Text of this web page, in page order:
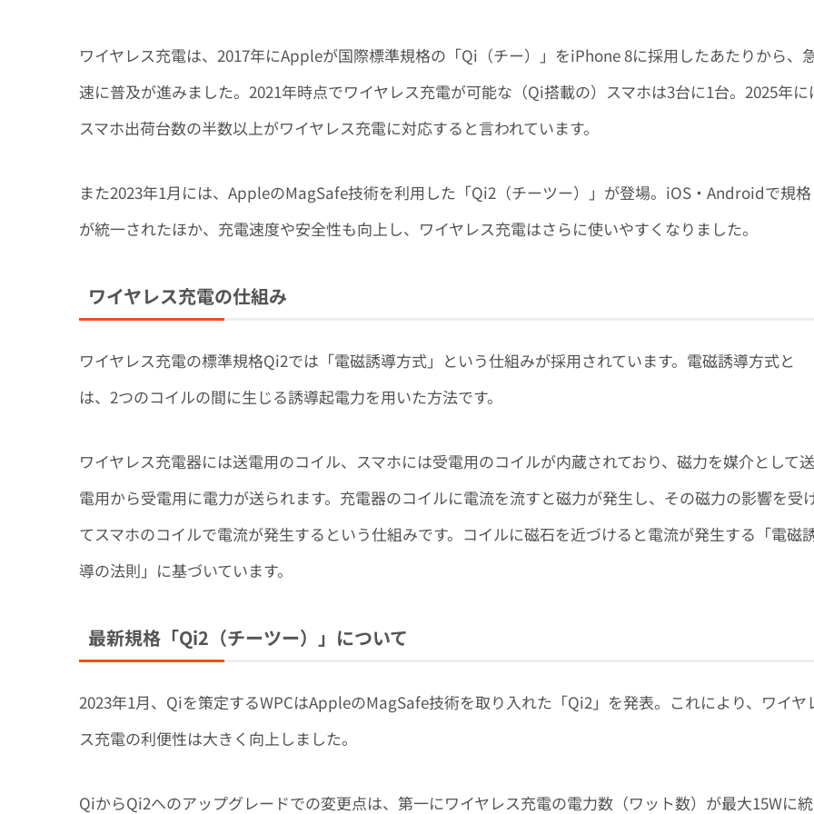
ワイヤレス充電は、2017年にAppleが国際標準規格の「Qi（チー）」をiPhone 8に採用したあたりから、
速に普及が進みました。2021年時点でワイヤレス充電が可能な（Qi搭載の）スマホは3台に1台。2025年に
スマホ出荷台数の半数以上がワイヤレス充電に対応すると言われています。
また2023年1月には、AppleのMagSafe技術を利用した「Qi2（チーツー）」が登場。iOS・Androidで規格
が統一されたほか、充電速度や安全性も向上し、ワイヤレス充電はさらに使いやすくなりました。
ワイヤレス充電の仕組み
ワイヤレス充電の標準規格Qi2では「電磁誘導方式」という仕組みが採用されています。電磁誘導方式と
は、2つのコイルの間に生じる誘導起電力を用いた方法です。
ワイヤレス充電器には送電用のコイル、スマホには受電用のコイルが内蔵されており、磁力を媒介として送
電用から受電用に電力が送られます。充電器のコイルに電流を流すと磁力が発生し、その磁力の影響を受
てスマホのコイルで電流が発生するという仕組みです。コイルに磁石を近づけると電流が発生する「電磁
導の法則」に基づいています。
最新規格「Qi2（チーツー）」について
2023年1月、Qiを策定するWPCはAppleのMagSafe技術を取り入れた「Qi2」を発表。これにより、ワイヤ
ス充電の利便性は大きく向上しました。
QiからQi2へのアップグレードでの変更点は、第一にワイヤレス充電の電力数（ワット数）が最大15Wに統